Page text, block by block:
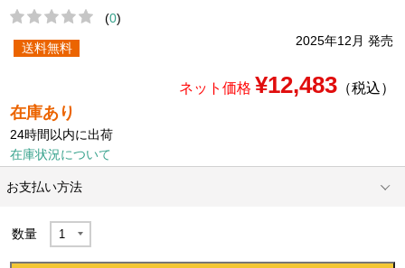
(0)
2025年12月 発売
送料無料
ネット価格 ¥12,483（税込）
在庫あり
24時間以内に出荷
在庫状況について
お支払い方法
数量